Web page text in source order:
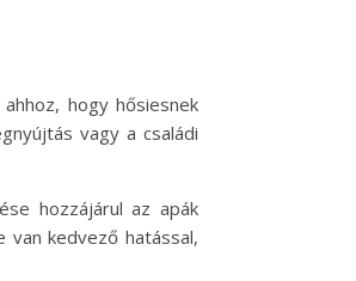
hogy hősiesnek
vagy a családi
hozzájárul az apák
kedvező hatással,